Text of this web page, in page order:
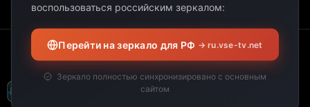
воспользоваться российским зеркалом:
Перейти на зеркало для РФ → ru.vse-tv.net
Зеркало полностью синхронизировано с основным
сайтом